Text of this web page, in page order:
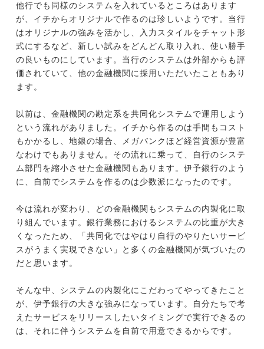
他行でも同様のシステムを入れているところはあります
が、イチからオリジナルで作るのは珍しいようです。当行
はオリジナルの強みを活かし、入力スタイルをチャット形
式にするなど、新しい試みをどんどん取り入れ、使い勝手
の良いものにしています。当行のシステムは外部からも評
価されていて、他の金融機関に採用いただいたこともあり
ます。
以前は、金融機関の勘定系を共同化システムで運用しよう
という流れがありました。イチから作るのは手間もコスト
もかかるし、地銀の場合、メガバンクほど経営資源が豊富
なわけでもありません。その流れに乗って、自行のシステ
ム部門を縮小させた金融機関もあります。伊予銀行のよう
に、自前でシステムを作るのは少数派になったのです。
今は流れが変わり、どの金融機関もシステムの内製化に取
り組んでいます。銀行業務におけるシステムの比重が大き
くなったため、「共同化ではやはり自行のやりたいサービ
スがうまく実現できない」と多くの金融機関が気づいたの
だと思います。
そんな中、システムの内製化にこだわってやってきたこと
が、伊予銀行の大きな強みになっています。自分たちで考
えたサービスをリリースしたいタイミングで実行できるの
は、それに伴うシステムを自前で用意できるからです。